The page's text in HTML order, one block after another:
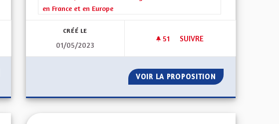
EN TERME DE TRANSITION ÉNERGÉTIQUE / PANNEAUX
L'EXEMPLE EN TERME DE TRANSITION ÉNERGÉTIQUE / PANNEAUX
en France et en Europe
CRÉÉ LE
01/05/2023
51 51 ABONNÉS
SUIVRE
VOIR LA PROPOSITION FAIRE ENLEVER